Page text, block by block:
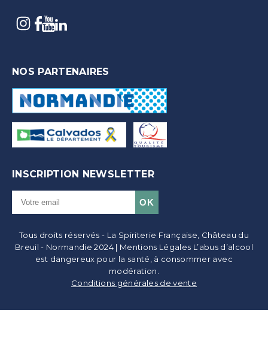
NOS PARTENAIRES
INSCRIPTION NEWSLETTER
Tous droits réservés - La Spiriterie Française, Château du
Breuil - Normandie 2024 | Mentions Légales L’abus d’alcool
est dangereux pour la santé, à consommer avec
modération.
Conditions générales de vente